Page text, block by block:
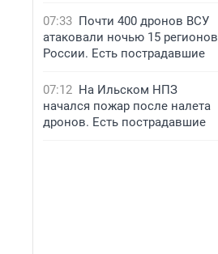
07:33 Почти 400 дронов ВСУ
атаковали ночью 15 регионов
России. Есть пострадавшие
07:12 На Ильском НПЗ
начался пожар после налета
дронов. Есть пострадавшие